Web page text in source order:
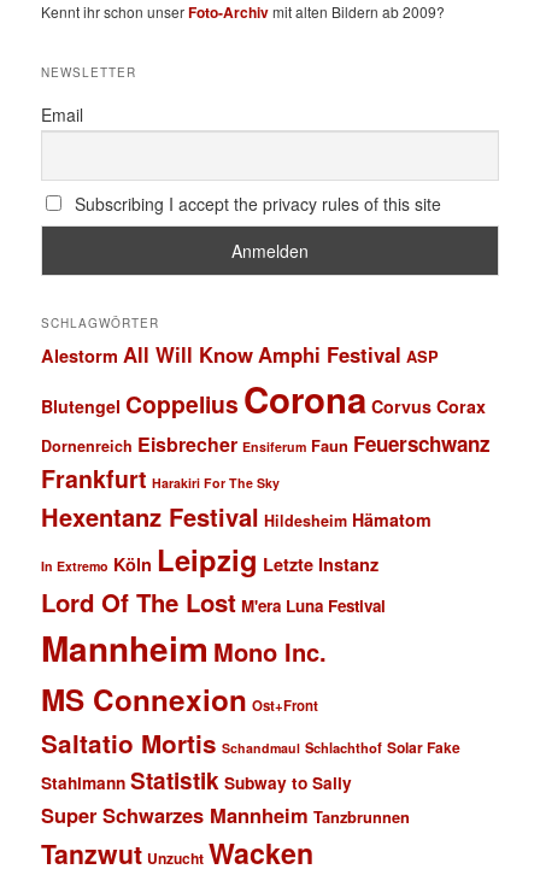
Kennt ihr schon unserFoto-Archivmit alten Bildern ab 2009?
NEWSLETTER
Email
Subscribing I accept the privacy rules of this site
SCHLAGWÖRTER
Alestorm All Will KnowAmphi Festival ASP
Blutengel Coppelius Corona Corvus Corax
Dornenreich Eisbrecher Ensiferum Faun Feuerschwanz
Frankfurt Harakiri For The Sky
Hexentanz Festival Hildesheim Hämatom
In Extremo Köln Leipzig Letzte Instanz
Lord Of The Lost M'era Luna Festival
Mannheim Mono Inc.
MS Connexion Ost+Front
Saltatio Mortis Schandmaul Schlachthof Solar Fake
Stahlmann Statistik Subway to Sally
Super Schwarzes Mannheim Tanzbrunnen
Tanzwut Unzucht Wacken